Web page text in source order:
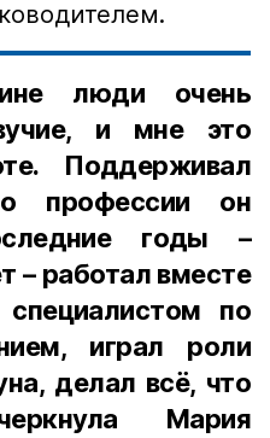
люди очень
и мне это
Поддерживал
он
годы –
– работал вместе
по
играл роли
делал всё, что
Мария